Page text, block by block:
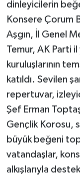
dinleyicilerin
Konsere Çorum
Aşgın, İl Genel
Temur, AK Parti
kuruluşlarının
katıldı. Sevilen
repertuvar,
Şef Erman
Gençlik Korosu,
büyük beğeni
vatandaşlar,
alkışlarıyla
Sağlık